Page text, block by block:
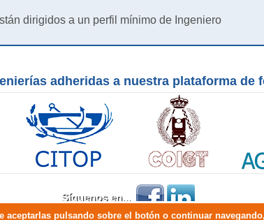
pulsando sobre el botón o continuar
dirigidos a un perfil mínimo de Ingeniero
adheridas a nuestra plataforma de
Síguenos en...